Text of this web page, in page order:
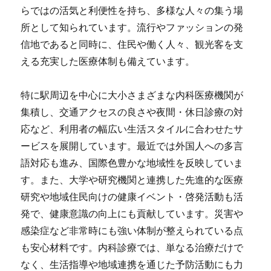
らではの活気と利便性を持ち、多様な人々の集う場
所として知られています。流行やファッションの発
信地であると同時に、住民や働く人々、観光客を支
える充実した医療体制も備えています。
特に駅周辺を中心に大小さまざまな内科医療機関が
集積し、交通アクセスの良さや夜間・休日診療の対
応など、利用者の幅広い生活スタイルに合わせたサ
ービスを展開しています。最近では外国人への多言
語対応も進み、国際色豊かな地域性を反映していま
す。また、大学や研究機関と連携した先進的な医療
研究や地域住民向けの健康イベント・啓発活動も活
発で、健康意識の向上にも貢献しています。災害や
感染症など非常時にも強い体制が整えられている点
も安心材料です。内科診療では、単なる治療だけで
なく、生活指導や地域連携を通じた予防活動にも力